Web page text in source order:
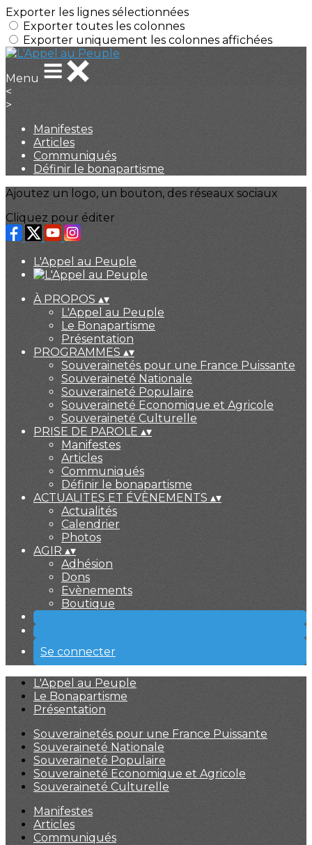
Exporter les lignes sélectionnées
Exporter toutes les colonnes
Exporter uniquement les colonnes affichées
Menu
<
>
Manifestes
Articles
Communiqués
Définir le bonapartisme
Ajoutez un logo, un bouton, des réseaux sociaux
Cliquez pour éditer
L'Appel au Peuple
À PROPOS ▴▾
L'Appel au Peuple
Le Bonapartisme
Présentation
PROGRAMMES ▴▾
Souverainetés pour une France Puissante
Souveraineté Nationale
Souveraineté Populaire
Souveraineté Economique et Agricole
Souveraineté Culturelle
PRISE DE PAROLE ▴▾
Manifestes
Articles
Communiqués
Définir le bonapartisme
ACTUALITES ET ÉVÈNEMENTS ▴▾
Actualités
Calendrier
Photos
AGIR ▴▾
Adhésion
Dons
Evènements
Boutique
Se connecter
L'Appel au Peuple
Le Bonapartisme
Présentation
Souverainetés pour une France Puissante
Souveraineté Nationale
Souveraineté Populaire
Souveraineté Economique et Agricole
Souveraineté Culturelle
Manifestes
Articles
Communiqués